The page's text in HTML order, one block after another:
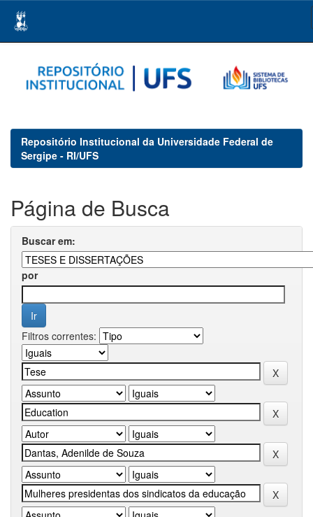
navigation
Repositório Institucional da Universidade Federal de
Sergipe - RI/UFS
Página de Busca
Buscar em:
por
Filtros correntes: